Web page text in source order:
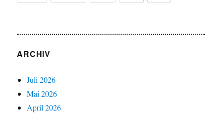
ARCHIV
Juli 2026
Mai 2026
April 2026